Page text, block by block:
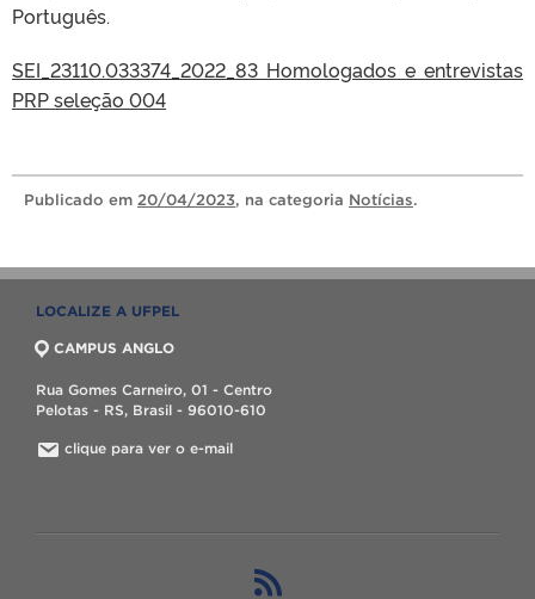
Português.
SEI_23110.033374_2022_83 Homologados e entrevistas
PRP seleção 004
Publicado em 20/04/2023, na categoria Notícias.
LOCALIZE A UFPEL
CAMPUS ANGLO
Rua Gomes Carneiro, 01 - Centro
Pelotas - RS, Brasil - 96010-610
clique para ver o e-mail